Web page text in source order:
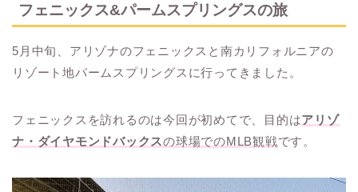
フェニックス&パームスプリングスの旅
5月中旬、アリゾナのフェニックスと南カリフォルニアの
リゾート地パームスプリングスに行ってきました。
フェニックスを訪れるのは今回が初めてで、目的はアリゾ
ナ・ダイヤモンドバックスの球場でのMLB観戦です。